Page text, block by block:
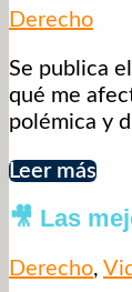
Derecho
Se publica
qué me
polémica y
Leer más
🎥 Las
Derecho,